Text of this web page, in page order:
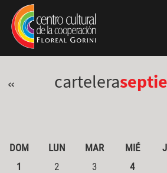
Pasar al contenido principal
Jump to main content
« cartelera
DOM LUN MAR MIÉ
1
2 3 4